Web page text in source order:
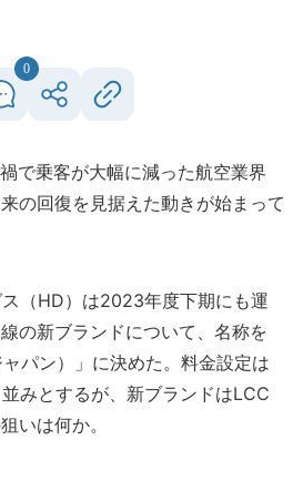
0
で乗客が大幅に減った航空業界
の回復を見据えた動きが始まって
（HD）は2023年度下期にも運
の新ブランドについて、名称を
パン）」に決めた。料金設定は
みとするが、新ブランドはLCC
いは何か。